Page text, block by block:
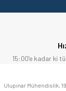
Bosch marka alet
15:00’e kadar ki
Ulupınar Mühendislik,